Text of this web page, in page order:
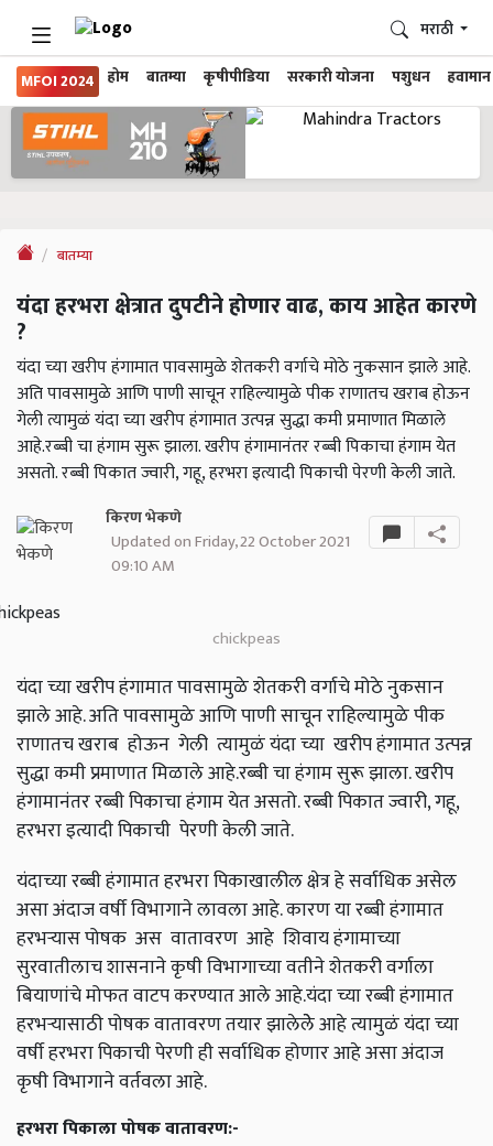
MFOI 2024 होम बातम्या कृषीपीडिया सरकारी योजना पशुधन हवामान
मराठी
बातम्या
यंदा हरभरा क्षेत्रात दुपटीने होणार वाढ, काय आहेत कारणे
?
यंदा च्या खरीप हंगामात पावसामुळे शेतकरी वर्गाचे मोठे नुकसान झाले आहे.
अति पावसामुळे आणि पाणी साचून राहिल्यामुळे पीक राणातच खराब होऊन
गेली त्यामुळं यंदा च्या खरीप हंगामात उत्पन्न सुद्धा कमी प्रमाणात मिळाले
आहे.रब्बी चा हंगाम सुरू झाला. खरीप हंगामानंतर रब्बी पिकाचा हंगाम येत
असतो. रब्बी पिकात ज्वारी, गहू, हरभरा इत्यादी पिकाची पेरणी केली जाते.
किरण भेकणे
Updated on Friday, 22 October 2021
09:10 AM
chickpeas
यंदा च्या खरीप हंगामात पावसामुळे शेतकरी वर्गाचे मोठे नुकसान
झाले आहे. अति पावसामुळे आणि पाणी साचून राहिल्यामुळे पीक
राणातच खराब होऊन गेली त्यामुळं यंदा च्या खरीप हंगामात उत्पन्न
सुद्धा कमी प्रमाणात मिळाले आहे.रब्बी चा हंगाम सुरू झाला. खरीप
हंगामानंतर रब्बी पिकाचा हंगाम येत असतो. रब्बी पिकात ज्वारी, गहू,
हरभरा इत्यादी पिकाची पेरणी केली जाते.
यंदाच्या रब्बी हंगामात हरभरा पिकाखालील क्षेत्र हे सर्वाधिक असेल
असा अंदाज वर्षी विभागाने लावला आहे. कारण या रब्बी हंगामात
हरभऱ्यास पोषक अस वातावरण आहे शिवाय हंगामाच्या
सुरवातीलाच शासनाने कृषी विभागाच्या वतीने शेतकरी वर्गाला
बियाणांचे मोफत वाटप करण्यात आले आहे.यंदा च्या रब्बी हंगामात
हरभऱ्यासाठी पोषक वातावरण तयार झालेलेे आहे त्यामुळं यंदा च्या
वर्षी हरभरा पिकाची पेरणी ही सर्वाधिक होणार आहे असा अंदाज
कृषी विभागाने वर्तवला आहे.
हरभरा पिकाला पोषक वातावरण:-